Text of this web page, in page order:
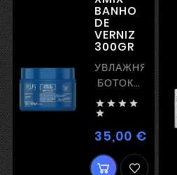
BANHO
DE
VERNIZ
300GR
УВЛАЖНЯЮЩИЙ
БОТОКС
С
БЛЕСКОМ
БЕЗ
ВЫПРЯМЛЕНИЯ
   

35,00 €Цена